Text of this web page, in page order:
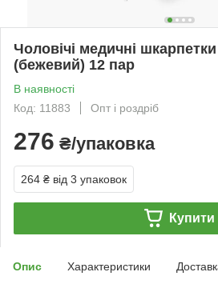
Чоловічі медичні
(бежевий) 12 пар
В наявності
Код: 11883
Опт і роздріб
276 ₴/упаковка
264 ₴ від 3 упаковок
Купити
Опис Характеристики